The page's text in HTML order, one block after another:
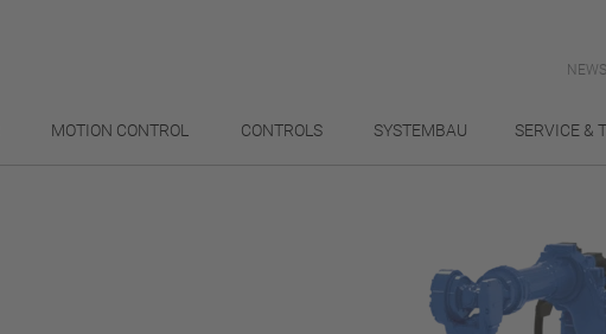
MOTION CONTROL CONTROLS SYSTEMBAU SERVICE &